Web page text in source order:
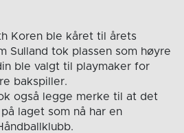
Koren ble kåret til årets
Sulland tok plassen som høyre
ble valgt til playmaker for
bakspiller.
også legge merke til at det
laget som nå har en